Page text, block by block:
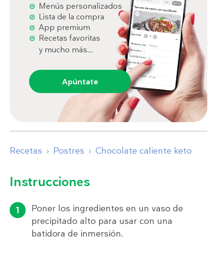
Menús personalizados
Lista de la compra
App premium
Recetas favoritas
y mucho más...
Apúntate
Recetas Postres Chocolate caliente keto
Instrucciones
Poner los ingredientes en un vaso de
precipitado alto para usar con una
batidora de inmersión.